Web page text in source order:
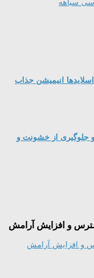
انیمیشن جذاب
جلوگیری از خشونت و
و افزایش آرامش